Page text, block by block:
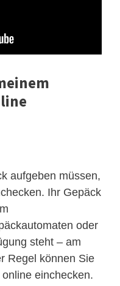
aufgeben müssen,
Ihr Gepäck
oder
steht – am
Regel können Sie
einchecken.